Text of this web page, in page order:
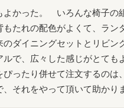
よかった。 いろんな椅子の
もたれの配色がよくて、ラン
ダイニングセットとリビン
ルで、広々した感じがとても
ぴったり併せて注文するのは
それをやって頂いて助かり